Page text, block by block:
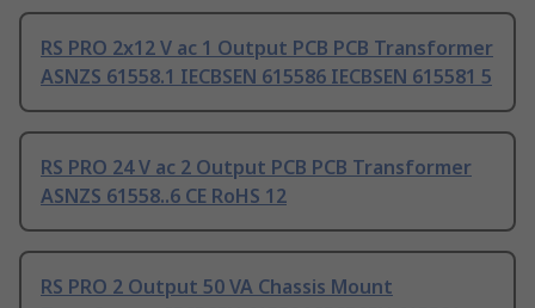
RS PRO 2x12 V ac 1 Output PCB PCB Transformer
ASNZS 61558.1 IECBSEN 615586 IECBSEN 615581 5
RS PRO 24 V ac 2 Output PCB PCB Transformer
ASNZS 61558..6 CE RoHS 12
RS PRO 2 Output 50 VA Chassis Mount